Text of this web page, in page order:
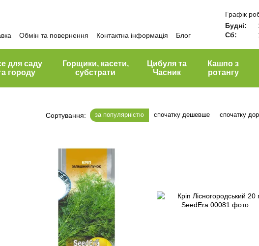
Обмін та повернення Контактна інформація
Блог
Графік
Будні:
Сб:
для саду
городу
Горщики, касети,
субстрати
Цибуля та
Часник
Кашпо з
ротангу
Сортування: за популярністю спочатку дешевше спочатку